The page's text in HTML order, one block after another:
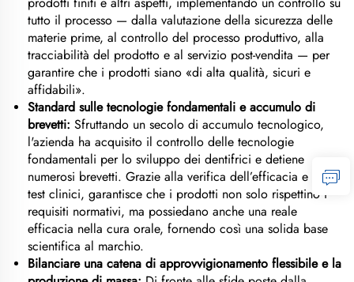
tutto il processo — dalla valutazione della sicurezza delle
materie prime, al controllo del processo produttivo, alla
tracciabilità del prodotto e al servizio post-vendita — per
garantire che i prodotti siano «di alta qualità, sicuri e
affidabili».
Standard sulle tecnologie fondamentali e accumulo di
brevetti: Sfruttando un secolo di accumulo tecnologico,
l'azienda ha acquisito il controllo delle tecnologie
fondamentali per lo sviluppo dei dentifrici e detiene
numerosi brevetti. Grazie alla verifica dell’efficacia e ai
test clinici, garantisce che i prodotti non solo rispettino i
requisiti normativi, ma possiedano anche una reale
efficacia nella cura orale, fornendo così una solida base
scientifica al marchio.
Bilanciare una catena di approvvigionamento flessibile e la